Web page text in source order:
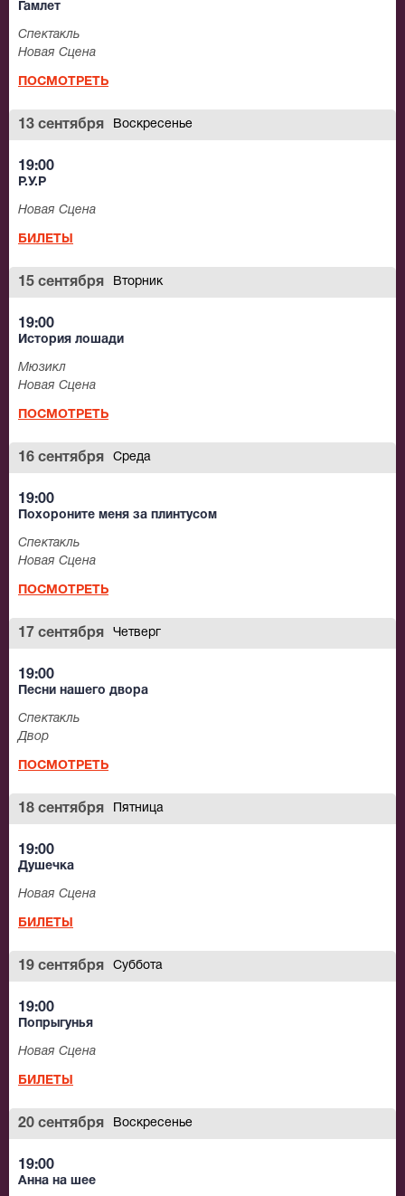
Гамлет
Спектакль
Новая Сцена
ПОСМОТРЕТЬ
13 сентября Воскресенье
19:00
Р.У.Р
Новая Сцена
БИЛЕТЫ
15 сентября Вторник
19:00
История лошади
Мюзикл
Новая Сцена
ПОСМОТРЕТЬ
16 сентября Среда
19:00
Похороните меня за плинтусом
Спектакль
Новая Сцена
ПОСМОТРЕТЬ
17 сентября Четверг
19:00
Песни нашего двора
Спектакль
Двор
ПОСМОТРЕТЬ
18 сентября Пятница
19:00
Душечка
Новая Сцена
БИЛЕТЫ
19 сентября Суббота
19:00
Попрыгунья
Новая Сцена
БИЛЕТЫ
20 сентября Воскресенье
19:00
Анна на шее